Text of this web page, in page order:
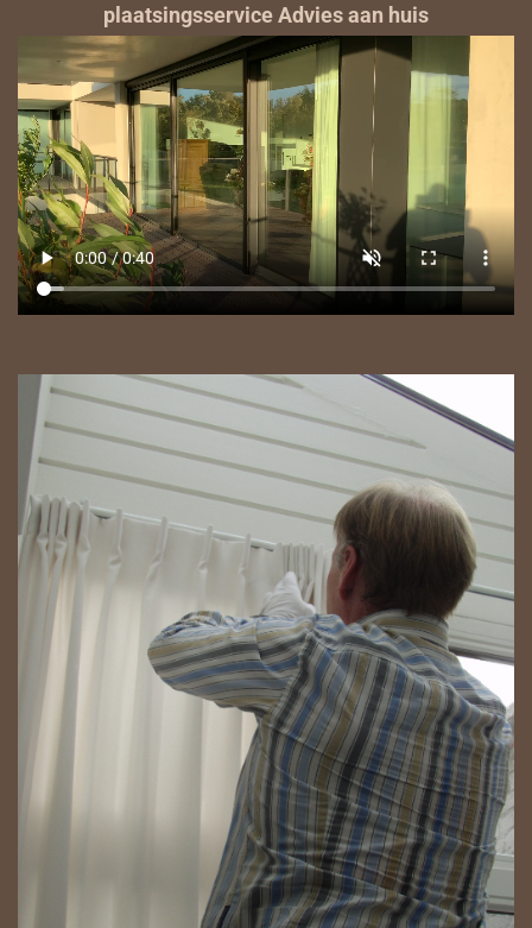
plaatsingsservice Advies aan huis